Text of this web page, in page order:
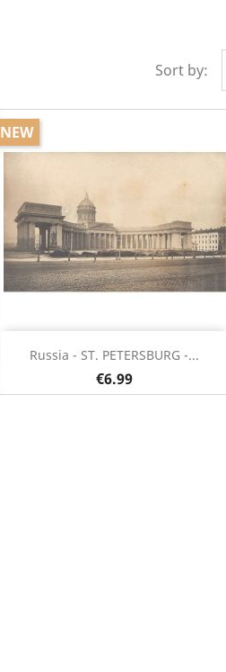
Sort by:
Russia - ST. PETERSBURG -...
€6.99
NEW
Quick view